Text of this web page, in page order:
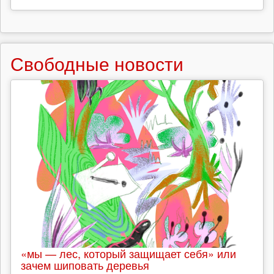
Свободные новости
«мы — лес, который защищает себя» или
зачем шиповать деревья